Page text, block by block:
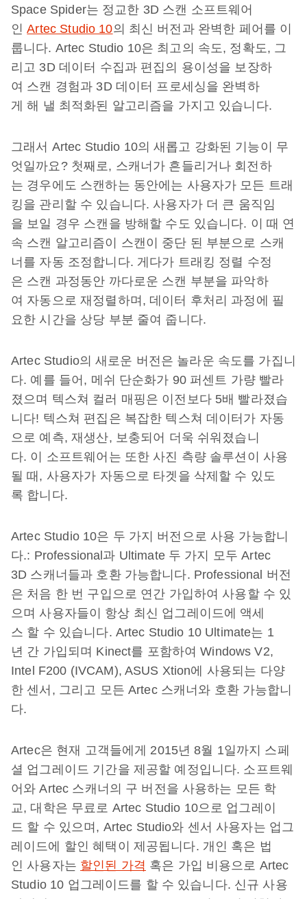
Space Spider는 정교한 3D 스캔 소프트웨어
인Artec Studio 10의 최신 버전과 완벽한 페어를 이
룹니다. Artec Studio 10은 최고의 속도, 정확도, 그
리고 3D 데이터 수집과 편집의 용이성을 보장하
여 스캔 경험과 3D 데이터 프로세싱을 완벽하
게 해 낼 최적화된 알고리즘을 가지고 있습니다.
그래서 Artec Studio 10의 새롭고 강화된 기능이 무
엇일까요? 첫째로, 스캐너가 흔들리거나 회전하
는 경우에도 스캔하는 동안에는 사용자가 모든 트래
킹을 관리할 수 있습니다. 사용자가 더 큰 움직임
을 보일 경우 스캔을 방해할 수도 있습니다. 이 때 연
속 스캔 알고리즘이 스캔이 중단 된 부분으로 스캐
너를 자동 조정합니다. 게다가 트래킹 정렬 수정
은 스캔 과정동안 까다로운 스캔 부분을 파악하
여 자동으로 재정렬하며, 데이터 후처리 과정에 필
요한 시간을 상당 부분 줄여 줍니다.
Artec Studio의 새로운 버전은 놀라운 속도를 가집니
다. 예를 들어, 메쉬 단순화가 90 퍼센트 가량 빨라
졌으며 텍스쳐 컬러 매핑은 이전보다 5배 빨라졌습
니다! 텍스쳐 편집은 복잡한 텍스쳐 데이터가 자동
으로 예측, 재생산, 보충되어 더욱 쉬워졌습니
다. 이 소프트웨어는 또한 사진 측량 솔루션이 사용
될 때, 사용자가 자동으로 타겟을 삭제할 수 있도
록 합니다.
Artec Studio 10은 두 가지 버전으로 사용 가능합니
다.: Professional과 Ultimate 두 가지 모두 Artec
3D 스캐너들과 호환 가능합니다. Professional 버전
은 처음 한 번 구입으로 연간 가입하여 사용할 수 있
으며 사용자들이 항상 최신 업그레이드에 액세
스 할 수 있습니다. Artec Studio 10 Ultimate는 1
년 간 가입되며 Kinect를 포함하여 Windows V2,
Intel F200 (IVCAM), ASUS Xtion에 사용되는 다양
한 센서, 그리고 모든 Artec 스캐너와 호환 가능합니
다.
Artec은 현재 고객들에게 2015년 8월 1일까지 스페
셜 업그레이드 기간을 제공할 예정입니다. 소프트웨
어와 Artec 스캐너의 구 버전을 사용하는 모든 학
교, 대학은 무료로 Artec Studio 10으로 업그레이
드 할 수 있으며, Artec Studio와 센서 사용자는 업그
레이드에 할인 혜택이 제공됩니다. 개인 혹은 법
인 사용자는 할인된 가격 혹은 가입 비용으로 Artec
Studio 10 업그레이드를 할 수 있습니다. 신규 사용